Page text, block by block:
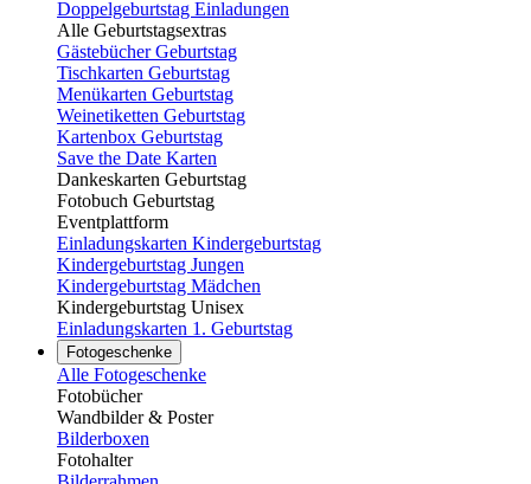
Doppelgeburtstag Einladungen
Alle Geburtstagsextras
Gästebücher Geburtstag
Tischkarten Geburtstag
Menükarten Geburtstag
Weinetiketten Geburtstag
Kartenbox Geburtstag
Save the Date Karten
Dankeskarten Geburtstag
Fotobuch Geburtstag
Eventplattform
Einladungskarten Kindergeburtstag
Kindergeburtstag Jungen
Kindergeburtstag Mädchen
Kindergeburtstag Unisex
Einladungskarten 1. Geburtstag
Fotogeschenke
Alle Fotogeschenke
Fotobücher
Wandbilder & Poster
Bilderboxen
Fotohalter